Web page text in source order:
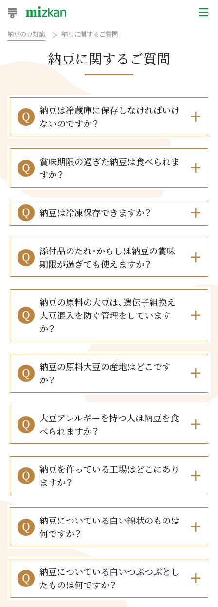
おうちレシピ
おすすめレシピ
レシピカテゴリ一覧
商品からレシピを探す
レシピ名特集
商品情報
商品カテゴリ
酢 調味酢
お酢ドリンク ぽん酢
つゆ
スープ 中華
クイック調味料 レモン果汁
ふりかけ おすしの素
炊き込みご飯の素
納豆 Fibee
新商品一覧
キャンペーン情報
ブランド・スペシャルサイト
ブランド・スペシャルサイト トップ
くらしプラ酢
カンタン酢
味ぽん
ぽん酢
つゆ
鍋なび
PIN印
三ツ判山吹
スペシャルサイト
お酢を知ろう！
企業情報
国内事業概要
ミツカングループについて
企業理念
ミツカンの歴史
ミツカンを知る
環境への取り組み
水の文化センター（アーカイブ）
ZENB initiative
MIM（ミツカンミュージアム）
各部門が大切にしていること
お客様の声をいかしました
よくあるご質問
納豆の豆知識 納豆に関するご質問
納豆に関するご質問
納豆は冷蔵庫に保存しなければいけ
ないのですか？
賞味期限の過ぎた納豆は食べられま
すか？
納豆は冷凍保存できますか？
添付品のたれ・からしは納豆の賞味
期限が過ぎても使えますか？
納豆の原料の大豆は、遺伝子組換え
大豆混入を防ぐ管理をしています
か？
納豆の原料大豆の産地はどこです
か？
大豆アレルギーを持つ人は納豆を食
べられますか？
納豆を作っている工場はどこにあり
ますか？
納豆についている白い綿状のものは
何ですか？
納豆についている白いつぶつぶとし
たものは何ですか？